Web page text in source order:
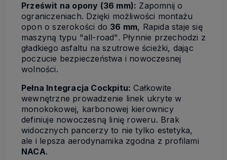
Prześwit na opony (36 mm): Zapomnij o
ograniczeniach. Dzięki możliwości montażu
opon o szerokości do 36 mm, Rapida staje się
maszyną typu "all-road". Płynnie przechodzi z
gładkiego asfaltu na szutrowe ścieżki, dając
poczucie bezpieczeństwa i nowoczesnej
wolności.
Pełna Integracja Cockpitu: Całkowite
wewnętrzne prowadzenie linek ukryte w
monokokowej, karbonowej kierownicy
definiuje nowoczesną linię roweru. Brak
widocznych pancerzy to nie tylko estetyka,
ale i lepsza aerodynamika zgodna z profilami
NACA.